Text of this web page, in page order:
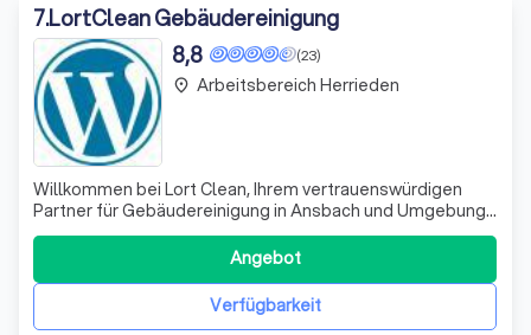
7.LortClean Gebäudereinigung
(23)
8,8
Willkommen bei Lort Clean, Ihrem vertrauenswürdigen
Partner für Gebäudereinigung in Ansbach und Umgebung.
Wir verstehen, dass Sauberkeit und Hygiene
entscheidend sind, um eine angenehme Atmosphäre
sowohl in gewerblichen als auch in privaten Räumen zu
schaffen. Deshalb bieten wir eine breite Palette
Verfügbarkeit
Angebot
place Arbeitsbereich Herrieden